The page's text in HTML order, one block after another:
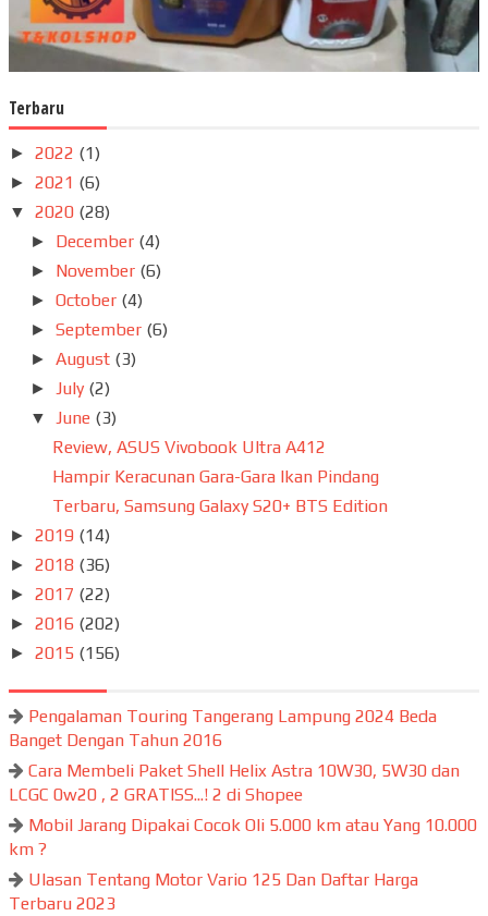
Terbaru
► 2022 (1)
► 2021 (6)
▼ 2020 (28)
► December (4)
► November (6)
►October (4)
►September (6)
►August (3)
► July (2)
▼ June (3)
Review, ASUS Vivobook Ultra A412
Hampir Keracunan Gara-Gara Ikan Pindang
Terbaru, Samsung Galaxy S20+ BTS Edition
► 2019 (14)
► 2018 (36)
► 2017 (22)
► 2016 (202)
► 2015 (156)
Pengalaman Touring Tangerang Lampung 2024 Beda
Banget Dengan Tahun 2016
Cara Membeli Paket Shell Helix Astra 10W30, 5W30 dan
LCGC 0w20 , 2 GRATISS...! 2 di Shopee
Mobil Jarang Dipakai Cocok Oli 5.000 km atau Yang 10.000
km ?
Ulasan Tentang Motor Vario 125 Dan Daftar Harga
Terbaru 2023